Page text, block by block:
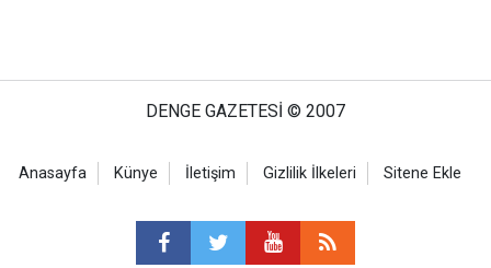
DENGE GAZETESİ © 2007
Anasayfa Künye İletişim Gizlilik İlkeleri Sitene Ekle